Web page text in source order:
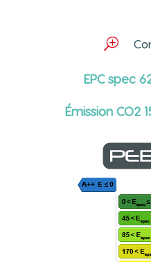
T
EPC spec
Émission CO2